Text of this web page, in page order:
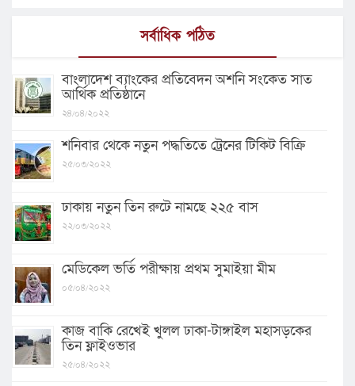
সর্বাধিক পঠিত
বাংলাদেশ ব্যাংকের প্রতিবেদন অশনি সংকেত সাত
আর্থিক প্রতিষ্ঠানে
২৪/০৪/২০২২
শনিবার থেকে নতুন পদ্ধতিতে ট্রেনের টিকিট বিক্রি
২৫/০৩/২০২২
ঢাকায় নতুন তিন রুটে নামছে ২২৫ বাস
২২/০৩/২০২২
মেডিকেল ভর্তি পরীক্ষায় প্রথম সুমাইয়া মীম
০৫/০৪/২০২২
কাজ বাকি রেখেই খুলল ঢাকা-টাঙ্গাইল মহাসড়কের
তিন ফ্লাইওভার
২৫/০৪/২০২২